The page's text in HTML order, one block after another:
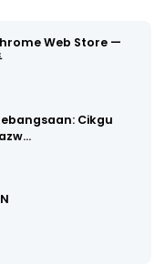
Web Store —
Cikgu